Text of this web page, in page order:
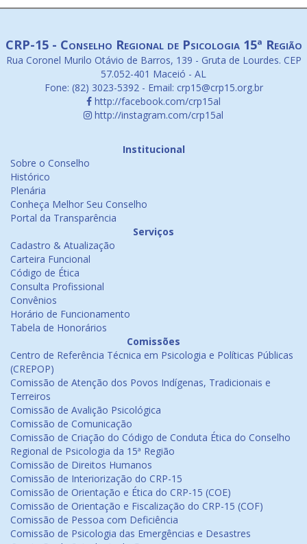
CRP-15 - Conselho Regional de Psicologia 15ª Região
Rua Coronel Murilo Otávio de Barros, 139 - Gruta de Lourdes. CEP
57.052-401 Maceió - AL
Fone: (82) 3023-5392 - Email: crp15@crp15.org.br
http://facebook.com/crp15al
http://instagram.com/crp15al
Institucional
Sobre o Conselho
Histórico
Plenária
Conheça Melhor Seu Conselho
Portal da Transparência
Serviços
Cadastro & Atualização
Carteira Funcional
Código de Ética
Consulta Profissional
Convênios
Horário de Funcionamento
Tabela de Honorários
Comissões
Centro de Referência Técnica em Psicologia e Políticas Públicas
(CREPOP)
Comissão de Atenção dos Povos Indígenas, Tradicionais e
Terreiros
Comissão de Avalição Psicológica
Comissão de Comunicação
Comissão de Criação do Código de Conduta Ética do Conselho
Regional de Psicologia da 15ª Região
Comissão de Direitos Humanos
Comissão de Interiorização do CRP-15
Comissão de Orientação e Ética do CRP-15 (COE)
Comissão de Orientação e Fiscalização do CRP-15 (COF)
Comissão de Pessoa com Deficiência
Comissão de Psicologia das Emergências e Desastres